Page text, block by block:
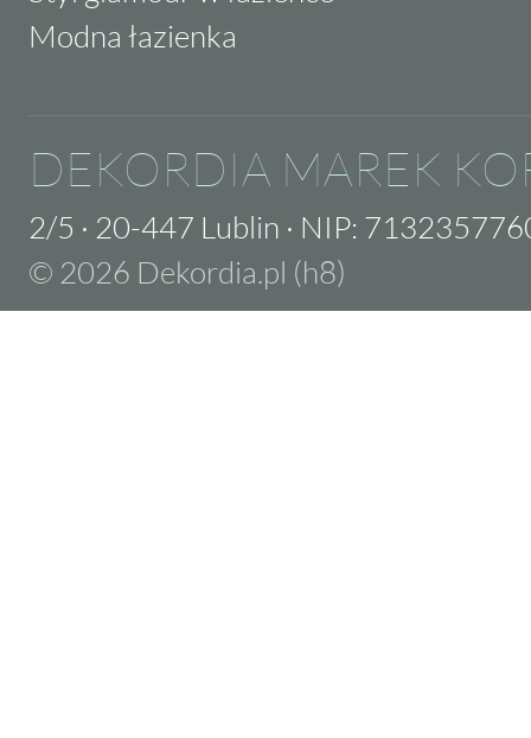
Modna łazienka
DEKORDIA MAREK
2/5 · 20-447 Lublin · NIP:
© 2026 Dekordia.pl (h8)